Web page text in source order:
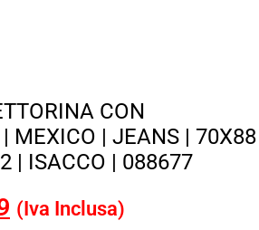
CON
MEXICO | JEANS | 70X88
| ISACCO | 088677
Il
(Iva Inclusa)